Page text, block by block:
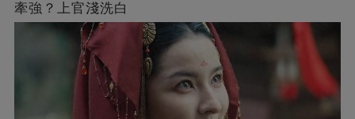
牽強？上官淺洗白